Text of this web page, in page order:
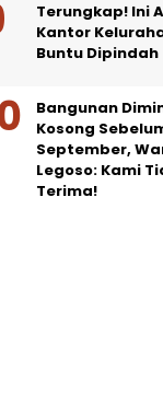
Terungkap! Ini
Kantor
Buntu Dipindah
Bangunan
Kosong
September,
Legoso: Kami
Terima!